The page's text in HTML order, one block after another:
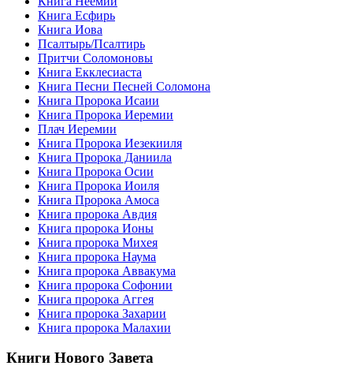
Книга Есфирь
Книга Иова
Псалтырь/Псалтирь
Притчи Соломоновы
Книга Екклесиаста
Книга Песни Песней Соломона
Книга Пророка Исаии
Книга Пророка Иеремии
Плач Иеремии
Книга Пророка Иезекииля
Книга Пророка Даниила
Книга Пророка Осии
Книга Пророка Иоиля
Книга Пророка Амоса
Книга пророка Авдия
Книга пророка Ионы
Книга пророка Михея
Книга пророка Наума
Книга пророка Аввакума
Книга пророка Софонии
Книга пророка Аггея
Книга пророка Захарии
Книга пророка Малахии
Книги Нового Завета